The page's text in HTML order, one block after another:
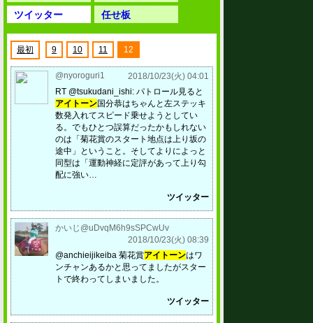
ツイッター
任せ板
最初 9 10 11 12
@nyoroguri1
2018/10/23(火) 04:01
RT @tsukudani_ishi: パトロール見ると
アイトーン国分恭はちゃんと左ステッキ
数発入れてスピード乗せようとしてい
る。でもひとつ誤算だったかもしれない
のは「菊花賞のスタート地点は上り坂の
途中」ということ。そしてよりによっと
同型は「運動神経に定評があって上り勾
配に強い…
ツイッター
かいじ@uDvqM6h9sSPCwUv
2018/10/23(火) 08:39
@anchieijikeiba 菊花賞アイトーンはワ
ンチャンあるかと思ってましたがスター
トで終わってしまいました。
ツイッター